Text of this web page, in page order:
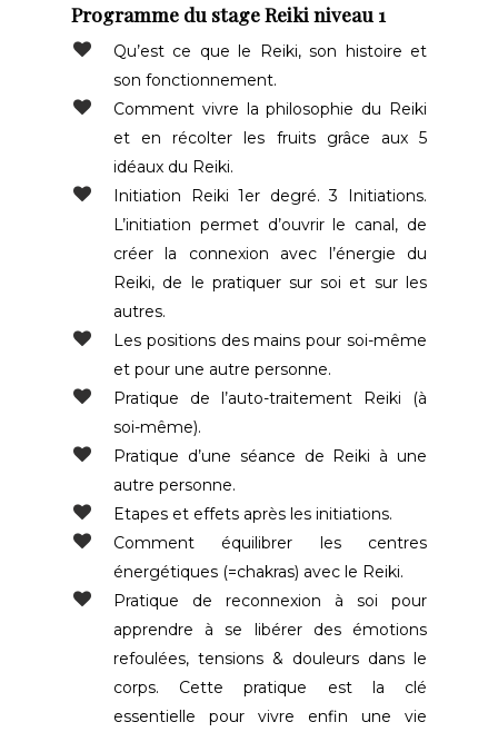
Programme du stage Reiki niveau 1
Qu’est ce que le Reiki, son histoire et
son fonctionnement.
Comment vivre la philosophie du Reiki
et en récolter les fruits grâce aux 5
idéaux du Reiki.
Initiation Reiki 1er degré. 3 Initiations.
L’initiation permet d’ouvrir le canal, de
créer la connexion avec l’énergie du
Reiki, de le pratiquer sur soi et sur les
autres.
Les positions des mains pour soi-même
et pour une autre personne.
Pratique de l’auto-traitement Reiki (à
soi-même).
Pratique d’une séance de Reiki à une
autre personne.
Etapes et effets après les initiations.
Comment équilibrer les centres
énergétiques (=chakras) avec le Reiki.
Pratique de reconnexion à soi pour
apprendre à se libérer des émotions
refoulées, tensions & douleurs dans le
corps. Cette pratique est la clé
essentielle pour vivre enfin une vie